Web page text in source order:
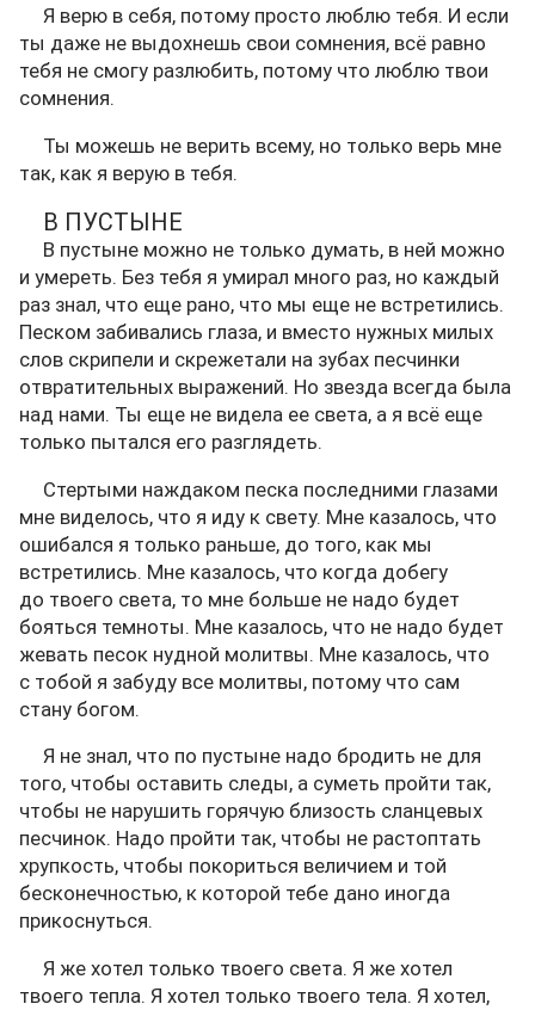
Я верю в себя, потому просто люблю тебя. И если
ты даже не выдохнешь свои сомнения, всё равно
тебя не смогу разлюбить, потому что люблю твои
сомнения.
Ты можешь не верить всему, но только верь мне
так, как я верую в тебя.
В ПУСТЫНЕ
В пустыне можно не только думать, в ней можно
и умереть. Без тебя я умирал много раз, но каждый
раз знал, что еще рано, что мы еще не встретились.
Песком забивались глаза, и вместо нужных милых
слов скрипели и скрежетали на зубах песчинки
отвратительных выражений. Но звезда всегда была
над нами. Ты еще не видела ее света, а я всё еще
только пытался его разглядеть.
Стертыми наждаком песка последними глазами
мне виделось, что я иду к свету. Мне казалось, что
ошибался я только раньше, до того, как мы
встретились. Мне казалось, что когда добегу
до твоего света, то мне больше не надо будет
бояться темноты. Мне казалось, что не надо будет
жевать песок нудной молитвы. Мне казалось, что
с тобой я забуду все молитвы, потому что сам
стану богом.
Я не знал, что по пустыне надо бродить не для
того, чтобы оставить следы, а суметь пройти так,
чтобы не нарушить горячую близость сланцевых
песчинок. Надо пройти так, чтобы не растоптать
хрупкость, чтобы покориться величием и той
бесконечностью, к которой тебе дано иногда
прикоснуться.
Я же хотел только твоего света. Я же хотел
твоего тепла. Я хотел только твоего тела. Я хотел,